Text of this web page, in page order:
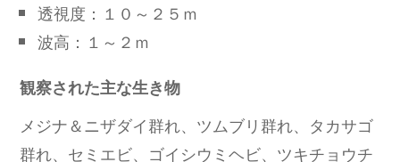
透視度：１０～２５ｍ
波高：１～２ｍ
観察された主な生き物
メジナ＆ニザダイ群れ、ツムブリ群れ、タカサゴ
群れ、セミエビ、ゴイシウミヘビ、ツキチョウチ